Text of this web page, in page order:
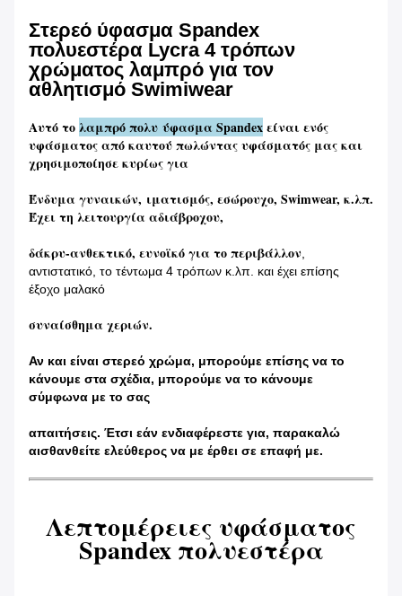
Στερεό ύφασμα Spandex
πολυεστέρα Lycra 4 τρόπων
χρώματος λαμπρό για τον
αθλητισμό Swimiwear
Αυτό τολαμπρό πολυ ύφασμα Spandexείναι ενός
υφάσματος από καυτού πωλώντας υφάσματός μας και
χρησιμοποίησε κυρίως για
Ένδυμα γυναικών, ιματισμός, εσώρουχο, Swimwear, κ.λπ.
Έχει τη λειτουργία αδιάβροχου,
δάκρυ-ανθεκτικό, ευνοϊκό για το περιβάλλον,
αντιστατικό, το τέντωμα 4 τρόπων κ.λπ. και έχει επίσης
έξοχο μαλακό
συναίσθημα χεριών.
Αν και είναι στερεό χρώμα, μπορούμε επίσης να το
κάνουμε στα σχέδια, μπορούμε να το κάνουμε
σύμφωνα με το σας
απαιτήσεις. Έτσι εάν ενδιαφέρεστε για, παρακαλώ
αισθανθείτε ελεύθερος να με έρθει σε επαφή με.
Λεπτομέρειες υφάσματος
Spandex πολυεστέρα